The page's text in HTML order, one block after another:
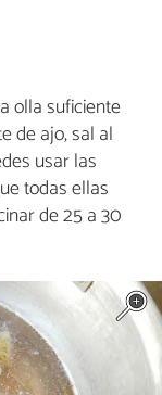
olla suficiente
de ajo, sal al
usar las
todas ellas
de 25 a 30